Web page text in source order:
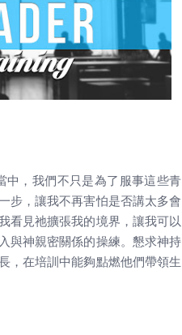
中，我們不只是為了服事這些青
步，讓我不再害怕是否講太多會
看見祂擴張我的境界，讓我可以
與神親密關係的操練。懇求神持
，在培訓中能夠點燃他們帶領生